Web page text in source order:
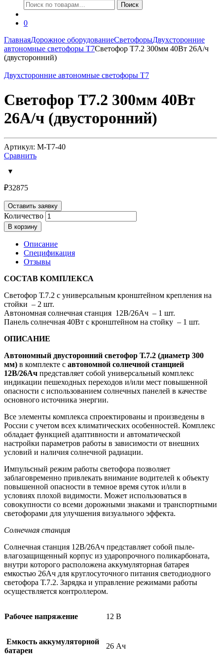
Искать:
Поиск
0
ГлавнаяДорожное оборудованиеСветофорыДвухсторонние
автономные светофоры Т7Светофор Т7.2 300мм 40Вт 26А/ч
(двусторонний)
Двухсторонние автономные светофоры Т7
Светофор Т7.2 300мм 40Вт
26А/ч (двусторонний)
Артикул: M-T7-40
Сравнить
₽32875
Оставить заявку
Количество
В корзину
Описание
Спецификация
Отзывы
СОСТАВ КОМПЛЕКСА
Светофор Т.7.2 с универсальным кронштейном крепления на
стойки – 2 шт.
Автономная солнечная станция 12В/26Ач – 1 шт.
Панель солнечная 40Вт с кронштейном на стойку – 1 шт.
ОПИСАНИЕ
Автономный двусторонний светофор Т.7.2 (диаметр 300
мм) в комплекте с автономной солнечной станцией
12В/26Ач представляет собой универсальный комплекс
индикации пешеходных переходов и/или мест повышенной
опасности с использованием солнечных панелей в качестве
основного источника энергии.
Все элементы комплекса спроектированы и произведены в
России с учетом всех климатических особенностей. Комплекс
обладает функцией адаптивности и автоматической
настройки параметров работы в зависимости от внешних
условий и наличия солнечной радиации.
Импульсный режим работы светофора позволяет
заблаговременно привлекать внимание водителей к объекту
повышенной опасности в темное время суток и/или в
условиях плохой видимости. Может использоваться в
совокупности со всеми дорожными знаками и транспортными
светофорами для улучшения визуального эффекта.
Солнечная станция
Солнечная станция 12В/26Ач представляет собой пыле-
влагозащищенный корпус из ударопрочного поликарбоната,
внутри которого расположена аккумуляторная батарея
емкостью 26Ач для круглосуточного питания светодиодного
светофора Т.7.2. Зарядка и управление режимами работы
осуществляется контроллером.
Рабочее напряжение 12 В
Емкость аккумуляторной
батареи
26 Ач